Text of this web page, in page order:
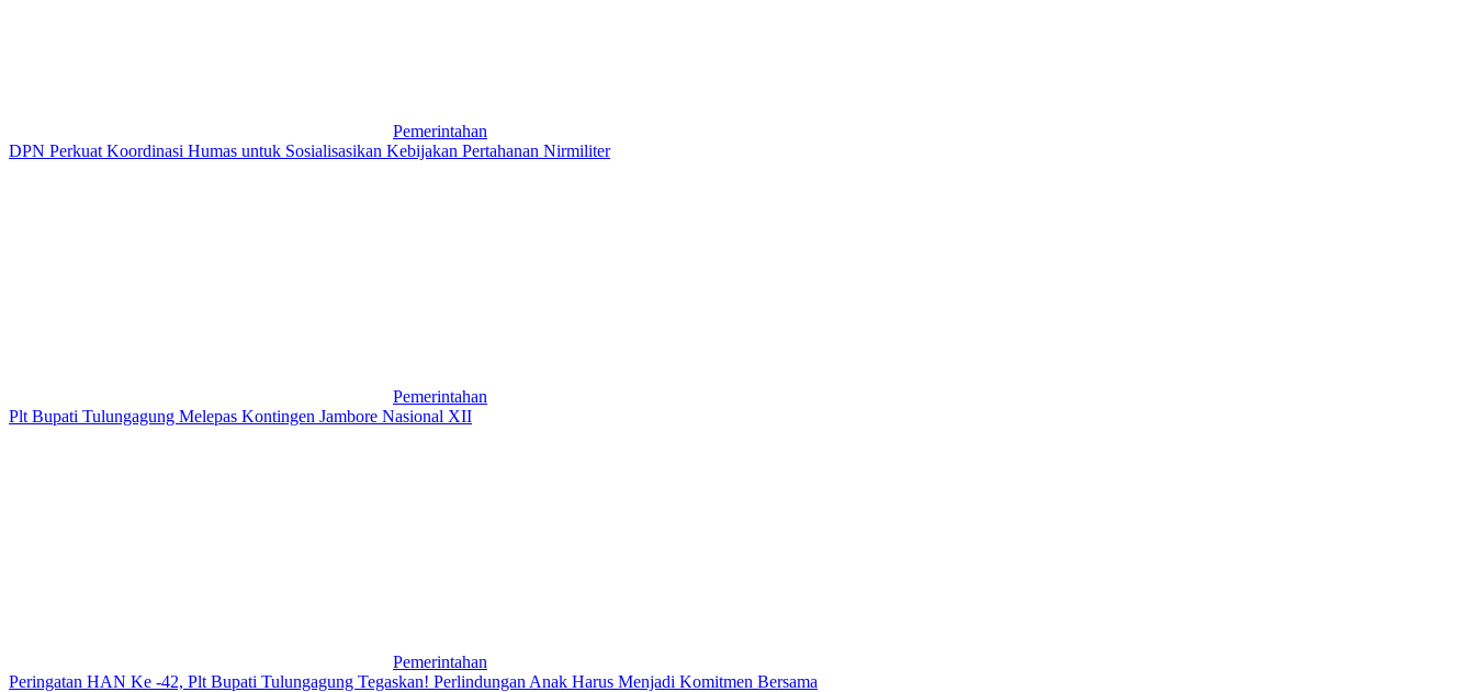
Pemerintahan
DPN Perkuat Koordinasi Humas untuk Sosialisasikan Kebijakan Pertahanan Nirmiliter
Pemerintahan
Plt Bupati Tulungagung Melepas Kontingen Jambore Nasional XII
Pemerintahan
Peringatan HAN Ke -42, Plt Bupati Tulungagung Tegaskan! Perlindungan Anak Harus Menjadi Komitmen Bersama